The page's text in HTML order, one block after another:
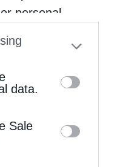
personal
opt-out
on the IAB’s list
This
by us to
of
data.
Sale